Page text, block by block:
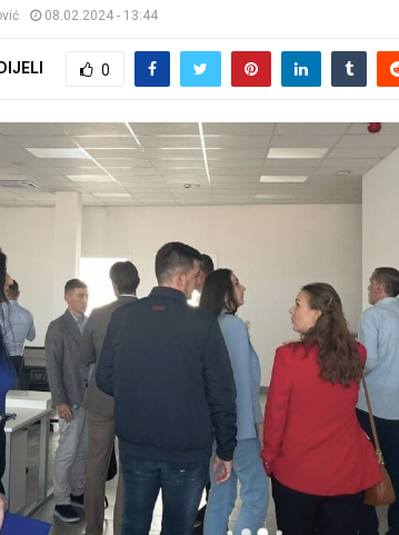
08.02.2024 - 13:44
0